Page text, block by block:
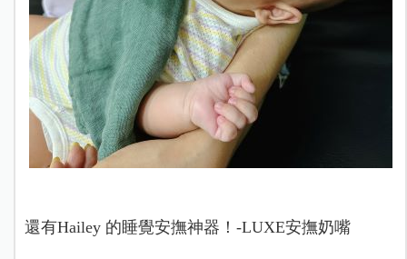
還有Hailey 的睡覺安撫神器！-LUXE安撫奶嘴